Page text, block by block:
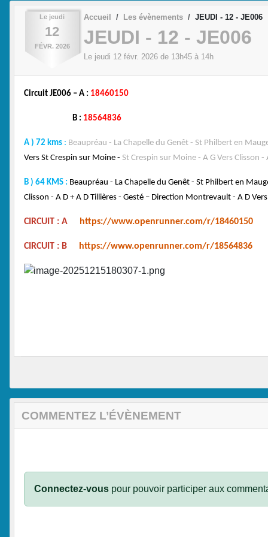
Le jeudi
12
FÉVR. 2026
Accueil Les évènements JEUDI - 12 - JE006
JEUDI - 12 - JE006
Le jeudi 12 févr. 2026 de 13h45 à 14h
Circuit JE006 – A : 18460150
B : 18564836
A ) 72 kms : Beaupréau - La Chapelle du Genêt - St Philbert en
Vers St Crespin sur Moine - St Crespin sur Moine - A G Vers Clisson -
B ) 64 KMS : Beaupréau - La Chapelle du Genêt - St Philbert en
Clisson - A D + A D Tillières - Gesté – Direction Montrevault - A D
CIRCUIT : A https://www.openrunner.com/r/18460150
CIRCUIT : B https://www.openrunner.com/r/18564836
COMMENTEZ L’ÉVÈNEMENT
Connectez-vous pour pouvoir participer aux